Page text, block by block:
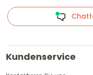
Kundenservice